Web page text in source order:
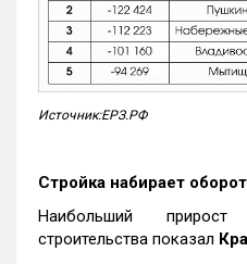
Источник:ЕРЗ.РФ
Стройка набирает
Наибольший
строительства показал